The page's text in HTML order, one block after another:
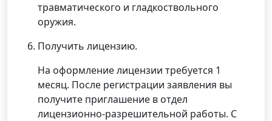
травматического и гладкоствольного
оружия.
Получить лицензию.
На оформление лицензии требуется 1
месяц. После регистрации заявления вы
получите приглашение в отдел
лицензионно-разрешительной работы. С